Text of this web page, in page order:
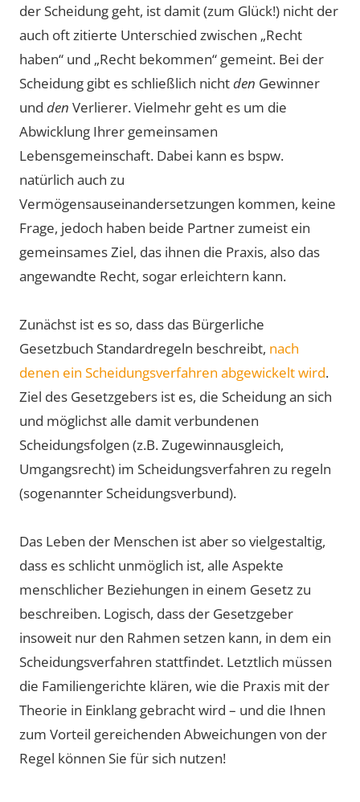
der Scheidung geht, ist damit (zum Glück!) nicht der
auch oft zitierte Unterschied zwischen „Recht
haben“ und „Recht bekommen“ gemeint. Bei der
Scheidung gibt es schließlich nichtden Gewinner
und den Verlierer. Vielmehr geht es um die
Abwicklung Ihrer gemeinsamen
Lebensgemeinschaft. Dabei kann es bspw.
natürlich auch zu
Vermögensauseinandersetzungen kommen, keine
Frage, jedoch haben beide Partner zumeist ein
gemeinsames Ziel, das ihnen die Praxis, also das
angewandte Recht, sogar erleichtern kann.
Zunächst ist es so, dass das Bürgerliche
Gesetzbuch Standardregeln beschreibt, nach
denen ein Scheidungsverfahren abgewickelt wird.
Ziel des Gesetzgebers ist es, die Scheidung an sich
und möglichst alle damit verbundenen
Scheidungsfolgen (z.B. Zugewinnausgleich,
Umgangsrecht) im Scheidungsverfahren zu regeln
(sogenannter Scheidungsverbund).
Das Leben der Menschen ist aber so vielgestaltig,
dass es schlicht unmöglich ist, alle Aspekte
menschlicher Beziehungen in einem Gesetz zu
beschreiben. Logisch, dass der Gesetzgeber
insoweit nur den Rahmen setzen kann, in dem ein
Scheidungsverfahren stattfindet. Letztlich müssen
die Familiengerichte klären, wie die Praxis mit der
Theorie in Einklang gebracht wird – und die Ihnen
zum Vorteil gereichenden Abweichungen von der
Regel können Sie für sich nutzen!